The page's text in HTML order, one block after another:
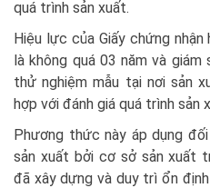
quá trình sản xuất.
Hiệu lực của Giấy chứng
là không quá 03 năm và
thử nghiệm mẫu tại nơi sản
hợp với đánh giá quá trình sản
Phương thức này áp dụng
sản xuất bởi cơ sở sản xuất
đã xây dựng và duy trì ổn